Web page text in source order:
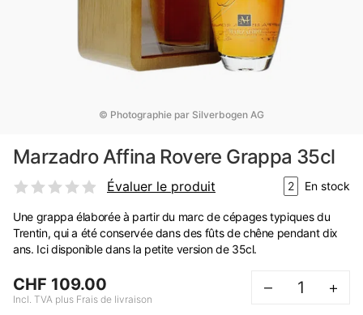
© Photographie par Silverbogen AG
Marzadro Affina Rovere Grappa 35cl
Évaluer le produit 2 En stock
Une grappa élaborée à partir du marc de cépages typiques du
Trentin, qui a été conservée dans des fûts de chêne pendant dix
ans. Ici disponible dans la petite version de 35cl.
CHF 109.00
Incl. TVA plus Frais de livraison
– +